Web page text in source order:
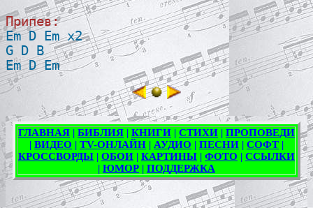
Припев:
Em D Em х2
G D B